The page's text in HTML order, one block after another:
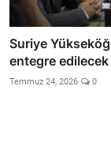
Suriye
entegre edilecek
Temmuz 24, 2026 0